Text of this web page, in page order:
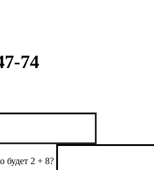
74
будет 2 + 8?